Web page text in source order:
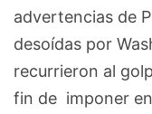
advertencias de
desoídas por
recurrieron al
fin de imponer